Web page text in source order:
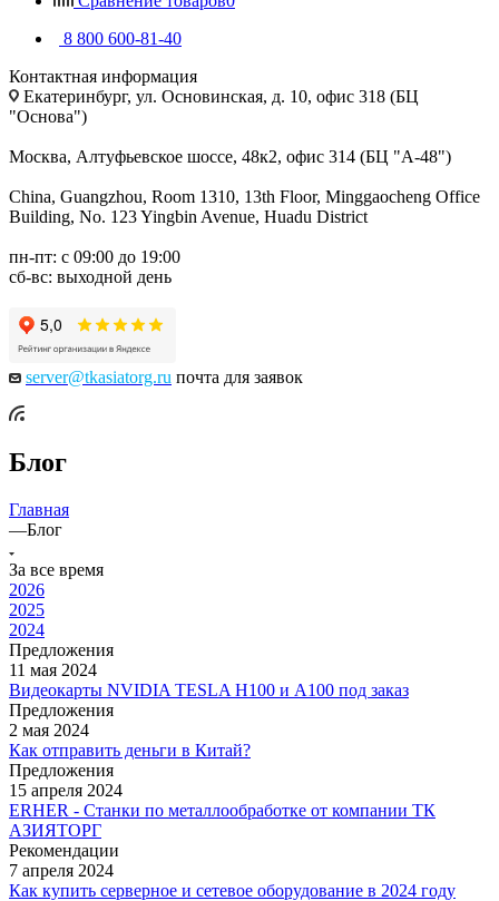
8 800 600-81-40
Контактная информация
Екатеринбург, ул. Основинская, д. 10, офис 318 (БЦ
"Основа")
Москва, Алтуфьевское шоссе, 48к2, офис 314 (БЦ "А-48")
China, Guangzhou, Room 1310, 13th Floor, Minggaocheng Office
Building, No. 123 Yingbin Avenue, Huadu District
пн-пт: с 09:00 до 19:00
сб-вс: выходной день
server@tkasiatorg.ru почта для заявок
Блог
Главная
—Блог
За все время
2026
2025
2024
Предложения
11 мая 2024
Видеокарты NVIDIA TESLA H100 и A100 под заказ
Предложения
2 мая 2024
Как отправить деньги в Китай?
Предложения
15 апреля 2024
ERHER - Станки по металлообработке от компании ТК
АЗИЯТОРГ
Рекомендации
7 апреля 2024
Как купить серверное и сетевое оборудование в 2024 году